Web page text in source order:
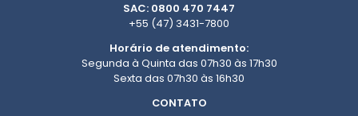
SAC: 0800 470 7447
+55 (47) 3431-7800
Horário de atendimento:
Segunda à Quinta das 07h30 às 17h30
Sexta das 07h30 às 16h30
CONTATO